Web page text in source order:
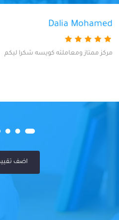
عصام عبد المنعم
دكتور ممتاز و معاملة و
اضف